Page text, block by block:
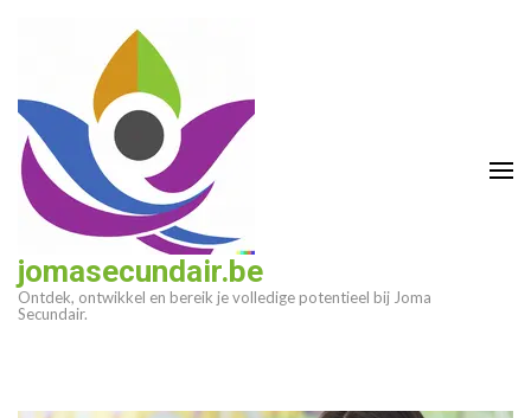
(druk
enter)
jomasecundair.be
Ontdek, ontwikkel en bereik je volledige potentieel bij Joma
Secundair.